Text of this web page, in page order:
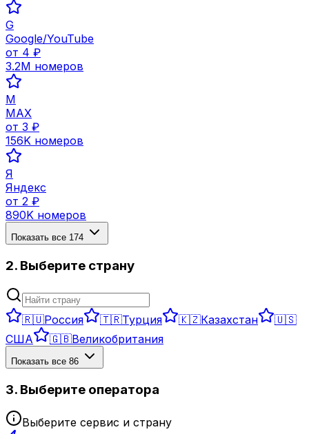
G
Google/YouTube
от 4 ₽
3.2M номеров
M
MAX
от 3 ₽
156K номеров
Я
Яндекс
от 2 ₽
890K номеров
Показать все 174
2. Выберите страну
🇷🇺Россия 🇹🇷Турция 🇰🇿Казахстан
🇺🇸
США
🇬🇧Великобритания
Показать все 86
3. Выберите оператора
Выберите сервис и страну